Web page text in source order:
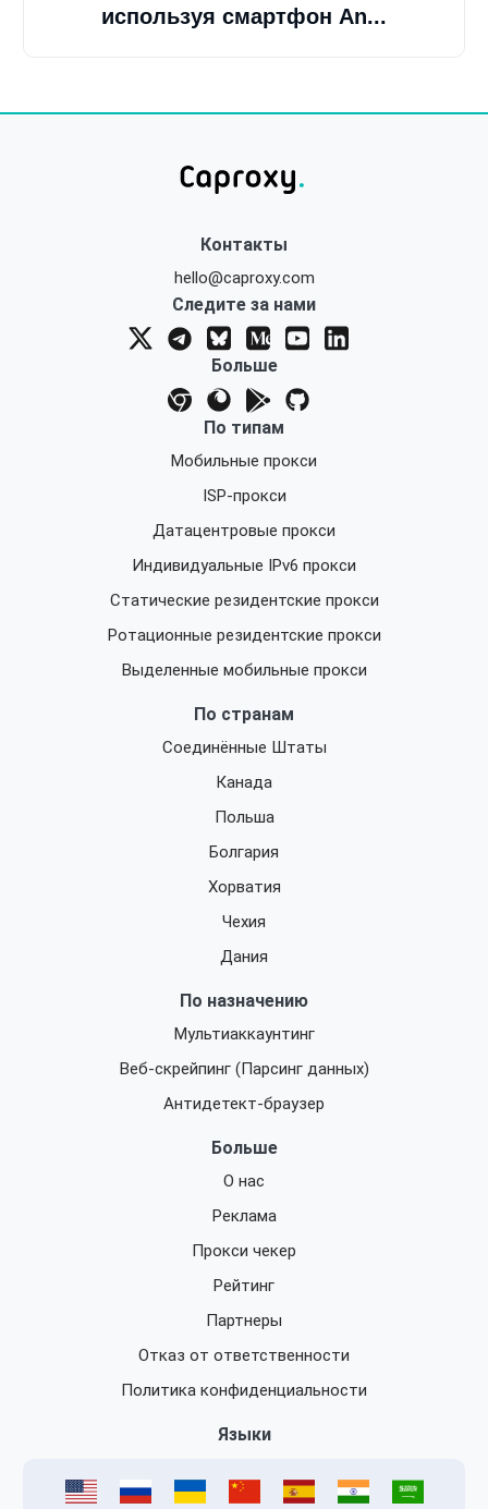
используя смартфон An...
Контакты
hello@caproxy.com
Следите за нами
Больше
По типам
Мобильные прокси
ISP-прокси
Датацентровые прокси
Индивидуальные IPv6 прокси
Статические резидентские прокси
Ротационные резидентские прокси
Выделенные мобильные прокси
По странам
Соединённые Штаты
Канада
Польша
Болгария
Хорватия
Чехия
Дания
По назначению
Мультиаккаунтинг
Веб-скрейпинг (Парсинг данных)
Антидетект-браузер
Больше
О нас
Реклама
Прокси чекер
Рейтинг
Партнеры
Отказ от ответственности
Политика конфиденциальности
Языки